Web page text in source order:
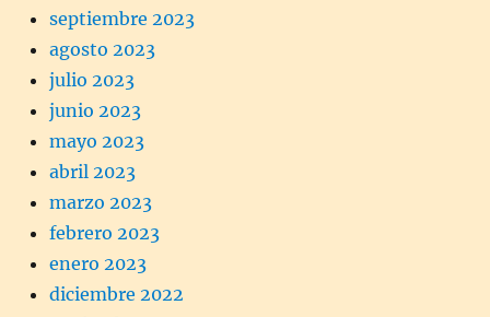
septiembre 2023
agosto 2023
julio 2023
junio 2023
mayo 2023
abril 2023
marzo 2023
febrero 2023
enero 2023
diciembre 2022